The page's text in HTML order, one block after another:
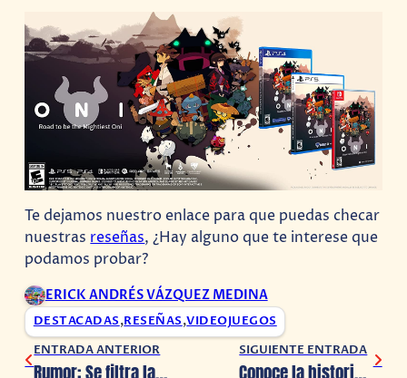
Te dejamos nuestro enlace para que puedas checar
nuestras reseñas, ¿Hay alguno que te interese que
podamos probar?
ERICK ANDRÉS VÁZQUEZ MEDINA
DESTACADAS,RESEÑAS,VIDEOJUEGOS
ENTRADA ANTERIOR
Rumor: Se filtra la fecha de estreno de ‘Assassin’s Creed Mirage’
SIGUIENTE ENTRADA
Conoce la historia real que inspiró el comercial de Zelda: Tears of the Kingdom